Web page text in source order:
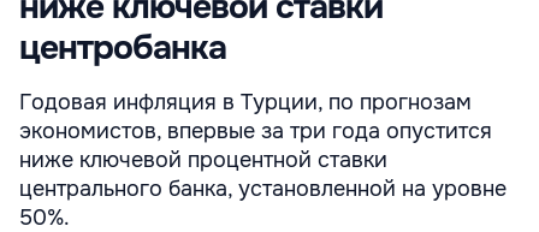
центробанка
Годовая инфляция в Турции, по прогнозам
экономистов, впервые за три года опустится
ниже ключевой процентной ставки
центрального банка, установленной на уровне
50%.